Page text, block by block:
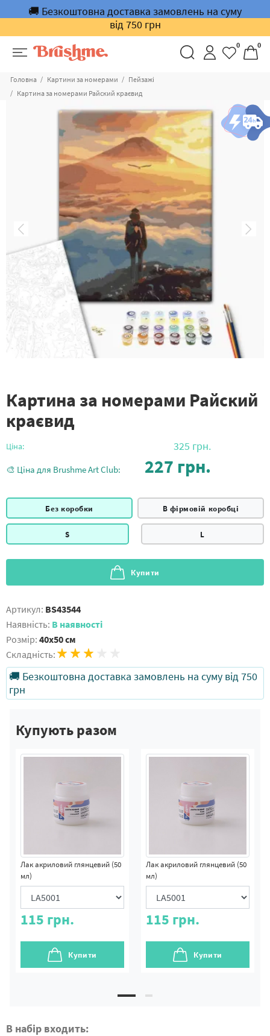
🚚 Безкоштовна доставка замовлень на суму
від 750 грн
0 0
Головна Картини за номерами
Пейзажі
Картина за номерами Райский краєвид
Картина за номерами Райский
краєвид
Ціна: 325 грн.
🎨 Ціна для Brushme Art Club: 227 грн.
Без коробки В фірмовій коробці
S L
Купити
Артикул: BS43544
Наявність: В наявності
Розмір: 40x50 см
Складність:
🚚 Безкоштовна доставка замовлень на суму від 750
грн
Купують разом
Лак акриловий глянцевий (50
мл)
115 грн.
Купити
Лак акриловий глянцевий (50
мл)
115 грн.
Купити
В набір входить: